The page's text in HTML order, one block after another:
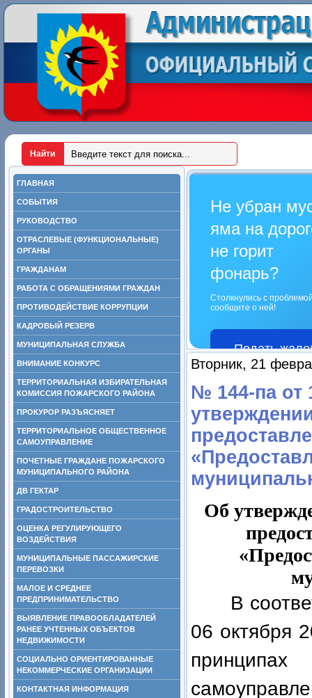
ГЛАВНАЯ
СОБЫТИЯ
РУКОВОДСТВО
ОТРАСЛЕВЫЕ (ФУНКЦИОНАЛЬНЫЕ)
ОРГАНЫ
ГРАЖДАНАМ
РАБОТА С ОБРАЩЕНИЯМИ ГРАЖДАН
ПРОТИВОДЕЙСТВИЕ КОРРУПЦИИ
КАДРОВЫЙ РЕЗЕРВ
МУНИЦИПАЛЬНАЯ СЛУЖБА
ВНИМАНИЕ КОНКУРС
ТЕРРИТОРИАЛЬНАЯ ИЗБИРАТЕЛЬНАЯ
КОМИССИЯ ПОЖАРСКОГО РАЙОНА
ПРОКУРОР РАЗЪЯСНЯЕТ
ТЕРРИТОРИАЛЬНОЕ ОБЩЕСТВЕННОЕ
САМОУПРАВЛЕНИЕ
ПОЧЕТНЫЕ ГРАЖДАНЕ ПОЖАРСКОГО
МУНИЦИПАЛЬНОГО РАЙОНА
ДВ ГЕКТАР
ГРАДОСТРОИТЕЛЬСТВО
ОЦЕНКА РЕГУЛИРУЮЩЕГО
ВОЗДЕЙСТВИЯ
МУНИЦИПАЛЬНЫЕ ПАССАЖИРСКИЕ
ПЕРЕВОЗКИ
МАЛОЕ И СРЕДНЕЕ
ПРЕДПРИНИМАТЕЛЬСТВО
ВЫЯВЛЕНИЕ ПРАВООБЛАДАТЕЛЕЙ
РАНЕЕ УЧТЕННЫХ ОБЪЕКТОВ
НЕДВИЖИМОСТИ
СОЦИАЛЬНО ОРИЕНТИРОВАННЫЕ
НЕКОММЕРЧЕСКИЕ ОРГАНИЗАЦИИ
КОНТАКТНАЯ ИНФОРМАЦИЯ
Не убран
яма на
не горит
фонарь?
Столкнулись с
сообщите о ней!
Подать
Вторник, 21
№ 144-па от
Об
В
06